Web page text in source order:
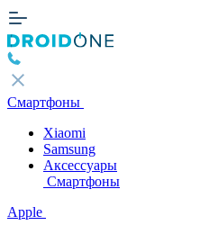
Смартфоны
Xiaomi
Samsung
Аксессуары
Смартфоны
Apple